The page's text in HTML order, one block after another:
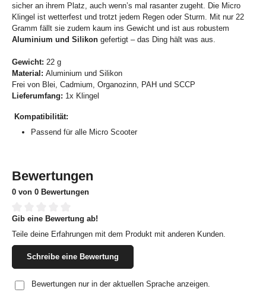
sicher an ihrem Platz, auch wenn’s mal rasanter zugeht. Die Micro
Klingel ist wetterfest und trotzt jedem Regen oder Sturm. Mit nur 22
Gramm fällt sie zudem kaum ins Gewicht und ist aus robustem
Aluminium und Silikon gefertigt – das Ding hält was aus.
Gewicht: 22 g
Material: Aluminium und Silikon
Frei von Blei, Cadmium, Organozinn, PAH und SCCP
Lieferumfang: 1x Klingel
Kompatibilität:
Passend für alle Micro Scooter
Bewertungen
0 von 0 Bewertungen
Durchschnittliche Bewertung von 0 von 5 Sternen
Gib eine Bewertung ab!
Teile deine Erfahrungen mit dem Produkt mit anderen Kunden.
Schreibe eine Bewertung
Bewertungen nur in der aktuellen Sprache anzeigen.